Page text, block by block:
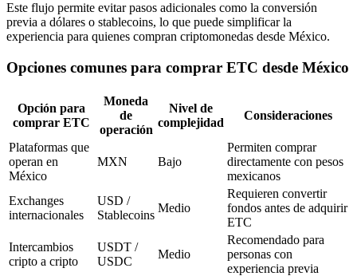
Este flujo permite evitar pasos adicionales como la conversión
previa a dólares o stablecoins, lo que puede simplificar la
experiencia para quienes compran criptomonedas desde México.
Opciones comunes para comprar ETC desde México
Opción para
comprar ETC
Moneda
de
operación
Nivel de
complejidad
Consideraciones
Plataformas que
operan en
México
MXN Bajo
Permiten comprar
directamente con pesos
mexicanos
Exchanges
internacionales
USD /
Stablecoins
Medio
Requieren convertir
fondos antes de adquirir
ETC
Intercambios
cripto a cripto
USDT /
USDC
Medio
Recomendado para
personas con
experiencia previa